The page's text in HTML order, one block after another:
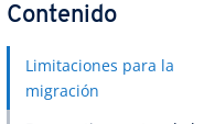
Contenido
Limitaciones para la
migración